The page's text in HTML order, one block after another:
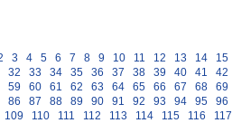
3 4 5 6 7 8 9 10 11 12 13 14
15
32 33 34 35 36 37 38 39 40 41
42
59 60 61 62 63 64 65 66 67 68
69
86 87 88 89 90 91 92 93 94 95
96
109 110 111 112 113 114 115 116
117